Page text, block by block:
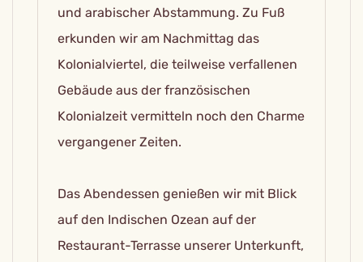
und arabischer Abstammung. Zu Fuß
erkunden wir am Nachmittag das
Kolonialviertel, die teilweise verfallenen
Gebäude aus der französischen
Kolonialzeit vermitteln noch den Charme
vergangener Zeiten.
Das Abendessen genießen wir mit Blick
auf den Indischen Ozean auf der
Restaurant-Terrasse unserer Unterkunft,